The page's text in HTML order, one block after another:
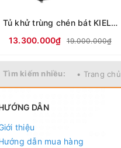
Tủ khử trùng chén bát KIELER KL-TK-122
13.300.000₫
19.000.000₫
Tìm kiếm nhiều: • Trang chủ
DẪN
thiệu
dẫn mua hàng